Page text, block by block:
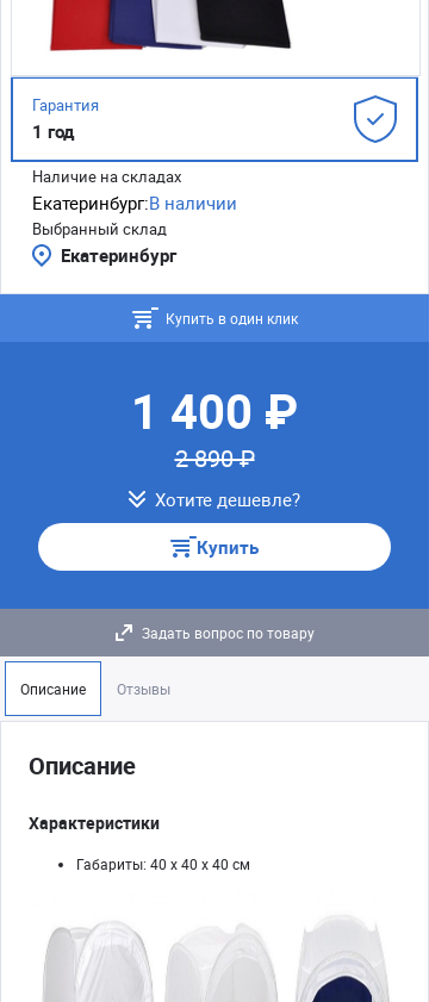
Гарантия
1 год
Наличие на складах
Екатеринбург:В наличии
Выбранный склад
Екатеринбург
Купить в один клик
1 400 ₽
2 890 ₽
Хотите дешевле?
Купить
Задать вопрос по товару
Описание Отзывы
Описание
Характеристики
Габариты: 40 x 40 x 40 см